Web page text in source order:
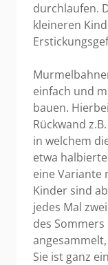
durchlaufen.
kleineren
einfach und
bauen.
Rückwand
in welchem
etwa
eine Variante
Kinder sind
jedes Mal
des
Sie ist ganz